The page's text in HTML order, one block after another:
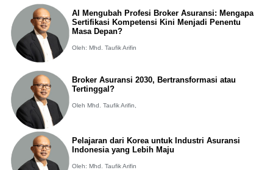
AI Mengubah Profesi Broker Asuransi: Mengapa
Sertifikasi Kompetensi Kini Menjadi Penentu
Masa Depan?
Oleh: Mhd. Taufik Arifin
Broker Asuransi 2030, Bertransformasi atau
Tertinggal?
Oleh Mhd. Taufik Arifin,
Pelajaran dari Korea untuk Industri Asuransi
Indonesia yang Lebih Maju
Oleh: Mhd. Taufik Arifin